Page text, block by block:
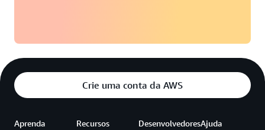
Crie uma conta da AWS
Aprenda Recursos DesenvolvedoresAjuda